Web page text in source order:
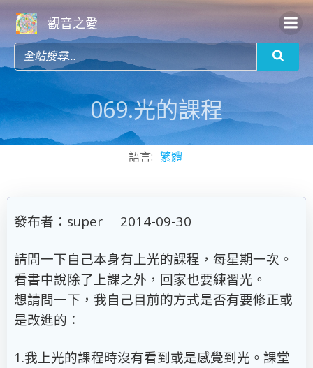
content
觀音之愛
069.光的課程
語言: 繁體
發布者：super 2014-09-30
請問一下自己本身有上光的課程，每星期一次。
看書中說除了上課之外，回家也要練習光。
想請問一下，我自己目前的方式是否有要修正或
是改進的：
1.我上光的課程時沒有看到或是感覺到光。課堂